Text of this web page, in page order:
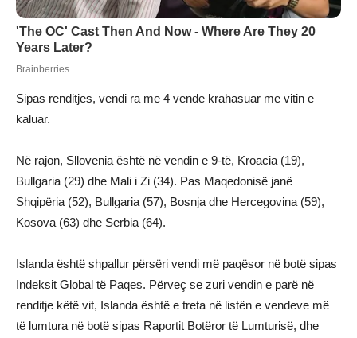
Sipas renditjes, vendi ra me 4 vende krahasuar me vitin e
kaluar.
Në rajon, Sllovenia është në vendin e 9-të, Kroacia (19),
Bullgaria (29) dhe Mali i Zi (34). Pas Maqedonisë janë
Shqipëria (52), Bullgaria (57), Bosnja dhe Hercegovina (59),
Kosova (63) dhe Serbia (64).
Islanda është shpallur përsëri vendi më paqësor në botë sipas
Indeksit Global të Paqes. Përveç se zuri vendin e parë në
renditje këtë vit, Islanda është e treta në listën e vendeve më
të lumtura në botë sipas Raportit Botëror të Lumturisë, dhe